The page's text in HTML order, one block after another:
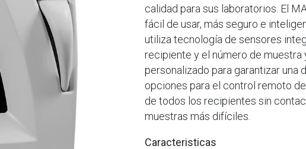
calidad para sus laboratorios. El
fácil de usar, más seguro e
utiliza tecnología de sensores
recipiente y el número de muestra
personalizado para garantizar una
opciones para el control remoto
de todos los recipientes sin
muestras más difíciles.
Caracteristicas